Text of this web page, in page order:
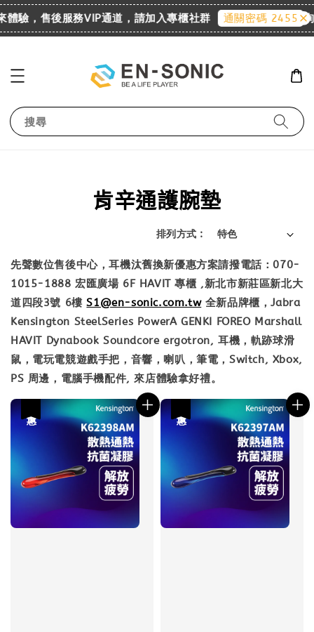
驗，售後服務VIP通道，請加入專櫃社群 通關密碼 2455 詢
搜尋
肯辛通護腕墊
排列方式 :
先聲數位售後中心，耳機汰舊換新優惠方案請撥電話：070-
1015-1888 宏匯廣場 6F HAVIT 專櫃 ,新北市新莊區新北大
道四段3號 6樓S1@en-sonic.com.tw全新品牌櫃，Jabra
Kensington SteelSeries PowerA GENKI FOREO Marshall
HAVIT Dynabook Soundcore ergotron, 耳機，軌跡球滑
鼠，電玩電競遊戲手把，音響，喇叭，筆電，Switch, Xbox,
PS 周邊，電腦手機配件, 來店體驗拿好禮。